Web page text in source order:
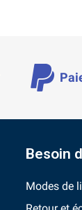
Besoin
Modes de